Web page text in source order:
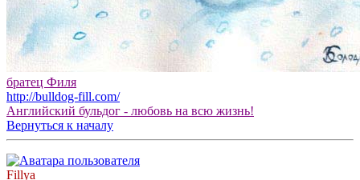
братец Филя
http://bulldog-fill.com/
Английский бульдог - любовь на всю жизнь!
Вернуться к началу
Fillya